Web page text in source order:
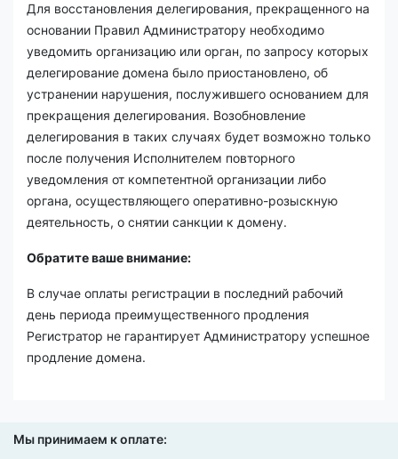
Для восстановления делегирования, прекращенного на
основании Правил Администратору необходимо
уведомить организацию или орган, по запросу которых
делегирование домена было приостановлено, об
устранении нарушения, послужившего основанием для
прекращения делегирования. Возобновление
делегирования в таких случаях будет возможно только
после получения Исполнителем повторного
уведомления от компетентной организации либо
органа, осуществляющего оперативно-розыскную
деятельность, о снятии санкции к домену.
Обратите ваше внимание:
В случае оплаты регистрации в последний рабочий
день периода преимущественного продления
Регистратор не гарантирует Администратору успешное
продление домена.
Мы принимаем к оплате: